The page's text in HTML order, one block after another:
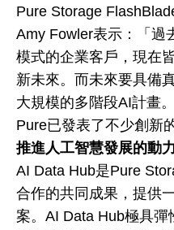
Pure Storage
Amy Fowler表示：「過
模式的企業客戶，現在
新未來。而未來要具備
大規模的多階段AI計畫
Pure已發表了不少創新
推進人工智慧發展的動
AI Data Hub是Pure
合作的共同成果，提供
案。AI Data Hub極具